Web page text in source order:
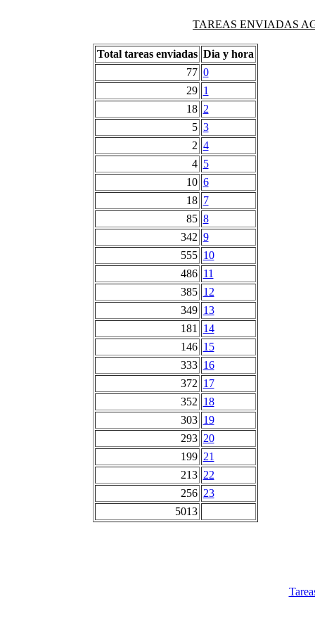
TAREAS ENVIADAS
Total tareas enviadas Dia y hora
77 0
29 1
18 2
5 3
2 4
4 5
10 6
18 7
85 8
342 9
555 10
486 11
385 12
349 13
181
14
146 15
333 16
372 17
352 18
303 19
293 20
199 21
213 22
256 23
5013